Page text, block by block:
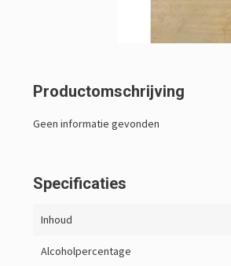
Productomschrijving
Geen informatie gevonden
Specificaties
Inhoud
Alcoholpercentage